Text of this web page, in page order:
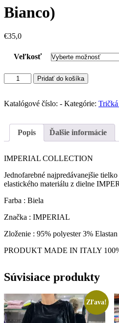
Bianco)
€35,0
Veľkosť
množstvo
IMPERIAL
rebrované
Pridať do košíka
Katalógové číslo: - Kategórie:
Popis Ďalšie informácie
IMPERIAL COLLECTION
Jednofarebné najpredávanejšie
elastického materiálu z dielne
Farba : Biela
Značka : IMPERIAL
Zloženie : 95% polyester 3% Elastan
PRODUKT MADE IN ITALY
Súvisiace produkty
Zľava!